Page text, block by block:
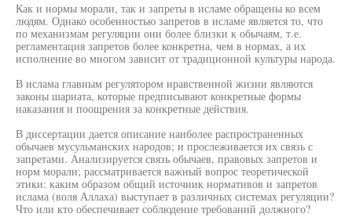
Как и нормы морали, так и запреты в исламе обращены ко всем
людям. Однако особенностью запретов в исламе является то, что
по механизмам регуляции они более близки к обычаям, т.е.
регламентация запретов более конкретна, чем в нормах, а их
исполнение во многом зависит от традиционной культуры народа.
В ислама главным регулятором нравственной жизни являются
законы шариата, которые предписывают конкретные формы
наказания и поощрения за конкретные действия.
В диссертации дается описание наиболее распространенных
обычаев мусульманских народов; и прослеживается их связь с
запретами. Анализируется связь обычаев, правовых запретов и
норм морали; рассматривается важный вопрос теоретической
этики: каким образом общий источник нормативов и запретов
ислама (воля Аллаха) выступает в различных системах регуляции?
Что или кто обеспечивает соблюдение требований должного?